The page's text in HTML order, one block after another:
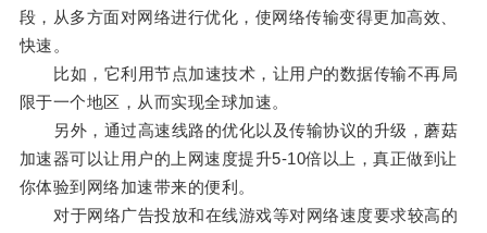
段，从多方面对网络进行优化，使网络传输变得更加高效、
快速。
比如，它利用节点加速技术，让用户的数据传输不再局
限于一个地区，从而实现全球加速。
另外，通过高速线路的优化以及传输协议的升级，蘑菇
加速器可以让用户的上网速度提升5-10倍以上，真正做到让
你体验到网络加速带来的便利。
对于网络广告投放和在线游戏等对网络速度要求较高的